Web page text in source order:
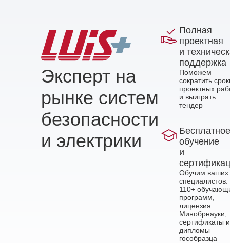
Эксперт на
рынке систем
безопасности
и электрики
Полная
проектная
и
поддержка
Поможем
сократить
проектных
и выиграть
тендер
Бесплатное
обучение
и
Обучим ваших
специалистов:
110+
программ,
лицензия
Минобрнауки,
сертификаты и
дипломы
гособразца